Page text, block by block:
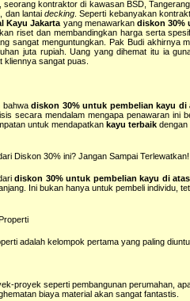
seorang kontraktor di kawasan BSD,
dan lantaidecking . Seperti kebanyakan
Kayu Jakarta yang menawarkan diskon 30%
riset dan membandingkan harga serta
sangat menguntungkan. Pak Budi akhirnya
juta rupiah. Uang yang dihemat itu ia
kliennya sangat puas.
bahwadiskon 30% untuk pembelian kayu di
secara mendalam mengapa penawaran ini
untuk mendapatkankayu terbaik dengan
Diskon 30% ini? Jangan Sampai Terlewatkan!
diskon 30% untuk pembelian kayu di
Ini bukan hanya untuk pembeli individu,
adalah kelompok pertama yang paling
proyek seperti pembangunan perumahan,
biaya material akan sangat fantastis.